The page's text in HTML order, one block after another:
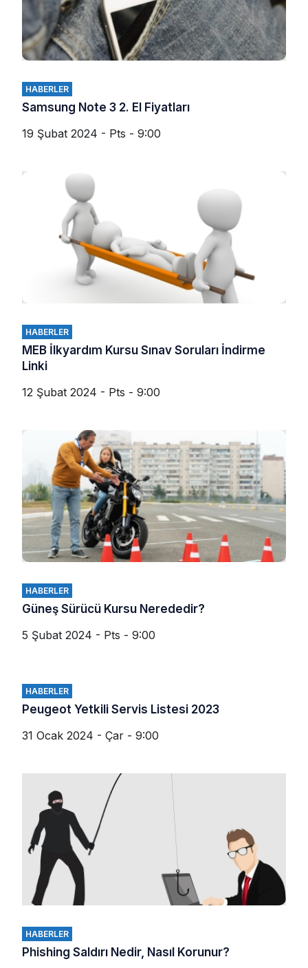
HABERLER
Samsung Note 3 2. El Fiyatları
19 Şubat 2024 - Pts - 9:00
HABERLER
MEB İlkyardım Kursu Sınav Soruları İndirme
Linki
12 Şubat 2024 - Pts - 9:00
HABERLER
Güneş Sürücü Kursu Nerededir?
5 Şubat 2024 - Pts - 9:00
HABERLER
Peugeot Yetkili Servis Listesi 2023
31 Ocak 2024 - Çar - 9:00
HABERLER
Phishing Saldırı Nedir, Nasıl Korunur?